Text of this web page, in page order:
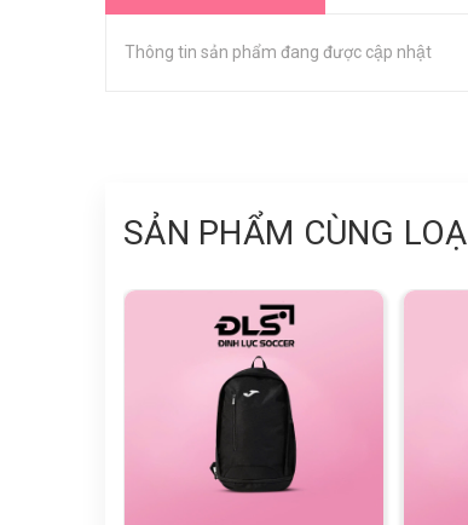
Thông tin sản phẩm đang được cập nhật
SẢN PHẨM CÙNG